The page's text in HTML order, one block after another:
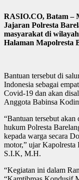
RASIO.CO, Batam –
Jajaran Polresta
masyarakat di
Halaman Mapolresta
Bantuan tersebut di
Indonesia sebagai
Covid-19 dan akan
Anggota Babinsa
“Bantuan tersebut
hukum Polresta
kepada warga secara
motor,” ujar
S.I.K, M.H.
“Kegiatan ini dalam